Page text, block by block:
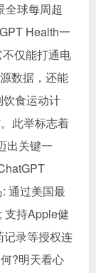
全球每周超
Health一
仅能打通电
数据，还能
食运动计
此举标志着
出关键一
通过美国最
支持Apple健
录等授权连
?明天看心